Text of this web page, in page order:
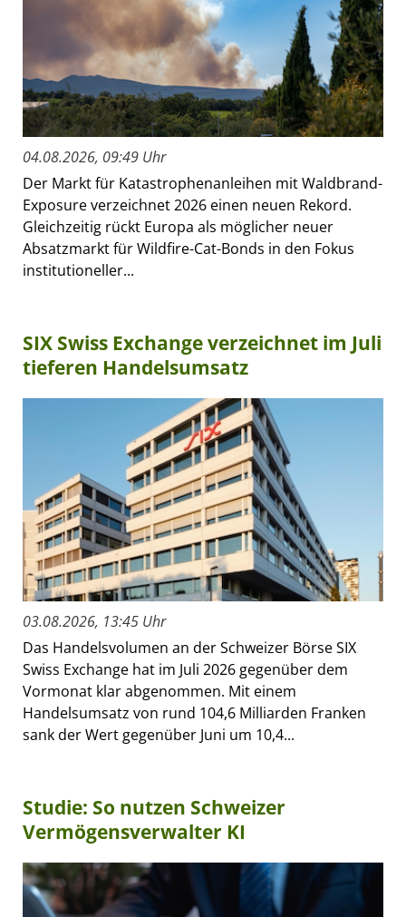
04.08.2026, 09:49 Uhr
Der Markt für Katastrophenanleihen mit Waldbrand-
Exposure verzeichnet 2026 einen neuen Rekord.
Gleichzeitig rückt Europa als möglicher neuer
Absatzmarkt für Wildfire-Cat-Bonds in den Fokus
institutioneller...
SIX Swiss Exchange verzeichnet im Juli
tieferen Handelsumsatz
03.08.2026, 13:45 Uhr
Das Handelsvolumen an der Schweizer Börse SIX
Swiss Exchange hat im Juli 2026 gegenüber dem
Vormonat klar abgenommen. Mit einem
Handelsumsatz von rund 104,6 Milliarden Franken
sank der Wert gegenüber Juni um 10,4...
Studie: So nutzen Schweizer
Vermögensverwalter KI